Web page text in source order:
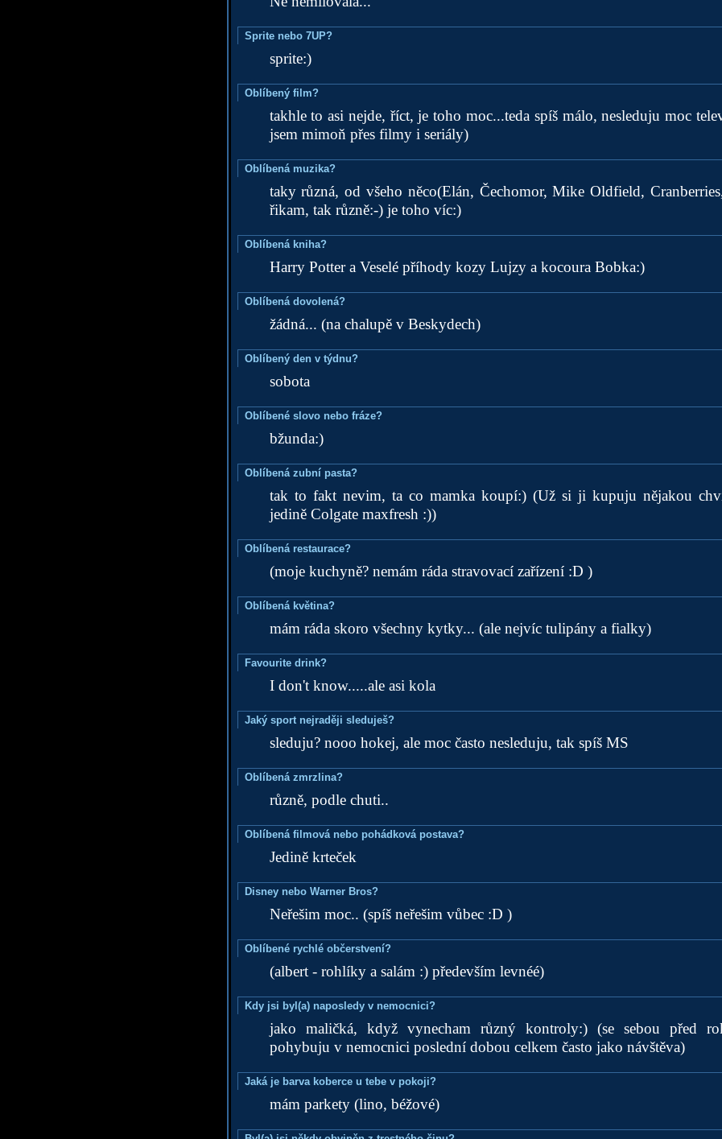
Sprite nebo 7UP?
sprite:)
Oblíbený film?
takhle to asi nejde, říct, je toho moc...teda spíš málo, nesleduju moc
jsem mimoň přes filmy i seriály)
Oblíbená muzika?
taky různá, od všeho něco(Elán, Čechomor, Mike Oldfield,
řikam, tak různě:-) je toho víc:)
Oblíbená kniha?
Harry Potter a Veselé příhody kozy Lujzy a kocoura Bobka:)
Oblíbená dovolená?
žádná... (na chalupě v Beskydech)
Oblíbený den v týdnu?
sobota
Oblíbené slovo nebo fráze?
bžunda:)
Oblíbená zubní pasta?
tak to fakt nevim, ta co mamka koupí:) (Už si ji kupuju nějakou
jedině Colgate maxfresh :))
Oblíbená restaurace?
(moje kuchyně? nemám ráda stravovací zařízení :D )
Oblíbená květina?
mám ráda skoro všechny kytky... (ale nejvíc tulipány a fialky)
Favourite drink?
I don't know.....ale asi kola
Jaký sport nejraději sleduješ?
sleduju? nooo hokej, ale moc často nesleduju, tak spíš MS
Oblíbená zmrzlina?
různě, podle chuti..
Oblíbená filmová nebo pohádková postava?
Jedině krteček
Disney nebo Warner Bros?
Neřešim moc.. (spíš neřešim vůbec :D )
Oblíbené rychlé občerstvení?
(albert - rohlíky a salám :) především levnéé)
Kdy jsi byl(a) naposledy v nemocnici?
jako maličká, když vynecham různý kontroly:) (se sebou před
pohybuju v nemocnici poslední dobou celkem často jako návštěva)
Jaká je barva koberce u tebe v pokoji?
mám parkety (lino, béžové)